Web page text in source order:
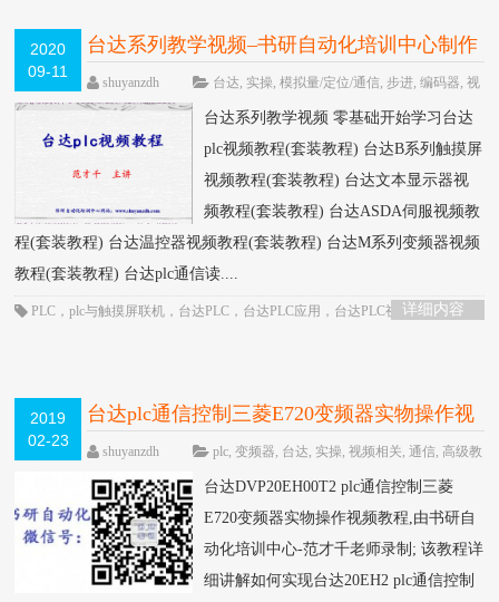
2020
09-11
台达系列教学视频–书研自动化培训中心制作
HOTshuyanzdh 台达, 实操,模拟量/定位/通信,步进,编码器,视
频相关,高级教程
台达系列教学视频 零基础开始学习台达
plc视频教程(套装教程) 台达B系列触摸屏
视频教程(套装教程) 台达文本显示器视
频教程(套装教程) 台达ASDA伺服视频教
程(套装教程) 台达温控器视频教程(套装教程) 台达M系列变频器视频
教程(套装教程) 台达plc通信读....
详细内容
PLC ，plc与触摸屏联机 ， 台达PLC ， 台达PLC应用 ， 台达PLC视频，
台达plc
2019
02-23
台达plc通信控制三菱E720变频器实物操作视
频教程-书研自动化培训中心制作
HOT
shuyanzdh plc,变频器, 台达, 实操,视频相关,通信,高级教
台达DVP20EH00T2 plc通信控制三菱
E720变频器实物操作视频教程,由书研自
动化培训中心-范才千老师录制; 该教程详
细讲解如何实现台达20EH2 plc通信控制